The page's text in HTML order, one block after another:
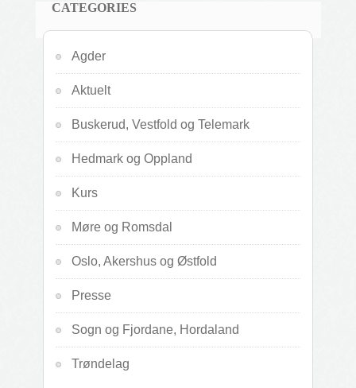
CATEGORIES
Agder
Aktuelt
Buskerud, Vestfold og Telemark
Hedmark og Oppland
Kurs
Møre og Romsdal
Oslo, Akershus og Østfold
Presse
Sogn og Fjordane, Hordaland
Trøndelag